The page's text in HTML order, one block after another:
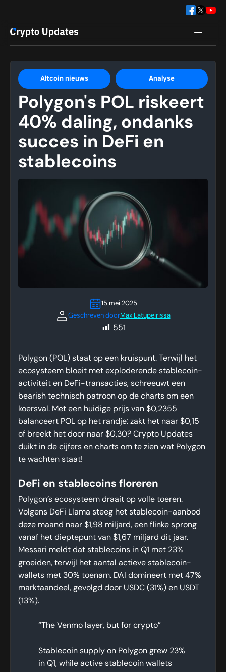
Altcoin nieuws Analyse
Polygon's POL riskeert
40% daling, ondanks
succes in DeFi en
stablecoins
15 mei 2025
Geschreven doorMax Latupeirissa
551
Polygon (POL) staat op een kruispunt. Terwijl het
ecosysteem bloeit met exploderende stablecoin-
activiteit en DeFi-transacties, schreeuwt een
bearish technisch patroon op de charts om een
koersval. Met een huidige prijs van $0,2355
balanceert POL op het randje: zakt het naar $0,15
of breekt het door naar $0,30? Crypto Updates
duikt in de cijfers en charts om te zien wat Polygon
te wachten staat!
DeFi en stablecoins floreren
Polygon’s ecosysteem draait op volle toeren.
Volgens DeFi Llama steeg het stablecoin-aanbod
deze maand naar $1,98 miljard, een flinke sprong
vanaf het dieptepunt van $1,67 miljard dit jaar.
Messari meldt dat stablecoins in Q1 met 23%
groeiden, terwijl het aantal actieve stablecoin-
wallets met 30% toenam. DAI domineert met 47%
marktaandeel, gevolgd door USDC (31%) en USDT
(13%).
“The Venmo layer, but for crypto”
Stablecoin supply on Polygon grew 23%
in Q1, while active stablecoin wallets